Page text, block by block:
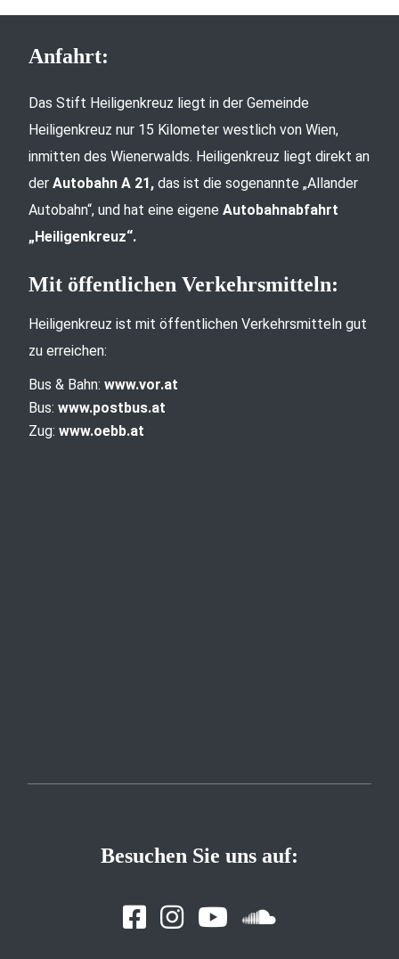
Anfahrt:
Das Stift Heiligenkreuz liegt in der Gemeinde
Heiligenkreuz nur 15 Kilometer westlich von Wien,
inmitten des Wienerwalds. Heiligenkreuz liegt direkt an
der Autobahn A 21, das ist die sogenannte „Allander
Autobahn“, und hat eine eigene Autobahnabfahrt
„Heiligenkreuz“.
Mit öffentlichen Verkehrsmitteln:
Heiligenkreuz ist mit öffentlichen Verkehrsmitteln gut
zu erreichen:
Bus & Bahn: www.vor.at
Bus: www.postbus.at
Zug: www.oebb.at
Besuchen Sie uns auf: